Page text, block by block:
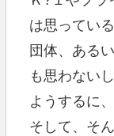
は思っている
団体、ある
も思わない
ようするに
そして、そ